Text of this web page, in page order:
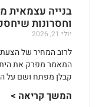
בנייה עצמאית
וחסרונות
יולי 21, 2026
לרוב המחיר של
המאמר מפרק את
קבלן מפתח ושם על
המשך קריאה >